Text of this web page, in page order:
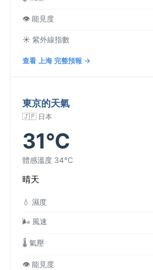
👁️ 能見度
☀️ 紫外線指數
查看 上海 完整預報 →
東京的天氣
🇯🇵 日本
31°C
體感溫度 34°C
晴天
💧 濕度
🌬️ 風速
🌡️ 氣壓
👁️ 能見度